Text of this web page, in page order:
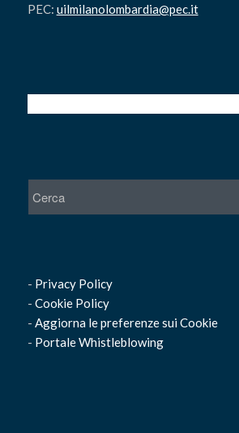
PEC: uilmilanolombardia@pec.it
- Privacy Policy
- Cookie Policy
- Aggiorna le preferenze sui Cookie
- Portale Whistleblowing